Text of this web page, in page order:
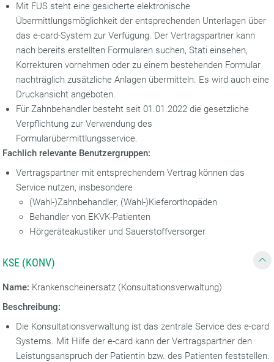
Mit FUS steht eine gesicherte elektronische
Übermittlungsmöglichkeit der entsprechenden Unterlagen über
das e-card-System zur Verfügung. Der Vertragspartner kann
nach bereits erstellten Formularen suchen, Stati einsehen,
Korrekturen vornehmen oder zu einem bestehenden Formular
nachträglich zusätzliche Anlagen übermitteln. Es wird auch eine
Druckansicht angeboten.
Für Zahnbehandler besteht seit 01.01.2022 die gesetzliche
Verpflichtung zur Verwendung des
Formularübermittlungsservice.
Fachlich relevante Benutzergruppen:
Vertragspartner mit entsprechendem Vertrag können das
Service nutzen, insbesondere
(Wahl-)Zahnbehandler, (Wahl-)Kieferorthopäden
Behandler von EKVK-Patienten
Hörgeräteakustiker und Sauerstoffversorger
KSE (KONV)
Name: Krankenscheinersatz (Konsultationsverwaltung)
Beschreibung:
Die Konsultationsverwaltung ist das zentrale Service des e-card
Systems. Mit Hilfe der e-card kann der Vertragspartner den
Leistungsanspruch der Patientin bzw. des Patienten feststellen.